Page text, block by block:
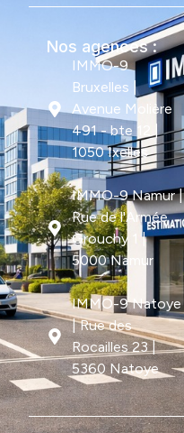
Nos agences :
IMMO-9
Bruxelles |
Avenue Molière
491 - bte 12 |
1050 Ixelles
IMMO-9 Namur |
Rue de l'Armée
Grouchy 1 |
5000 Namur
IMMO-9 Natoye
| Rue des
Rocailles 23 |
5360 Natoye